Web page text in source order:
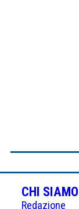
CHI SIAMO
Redazione